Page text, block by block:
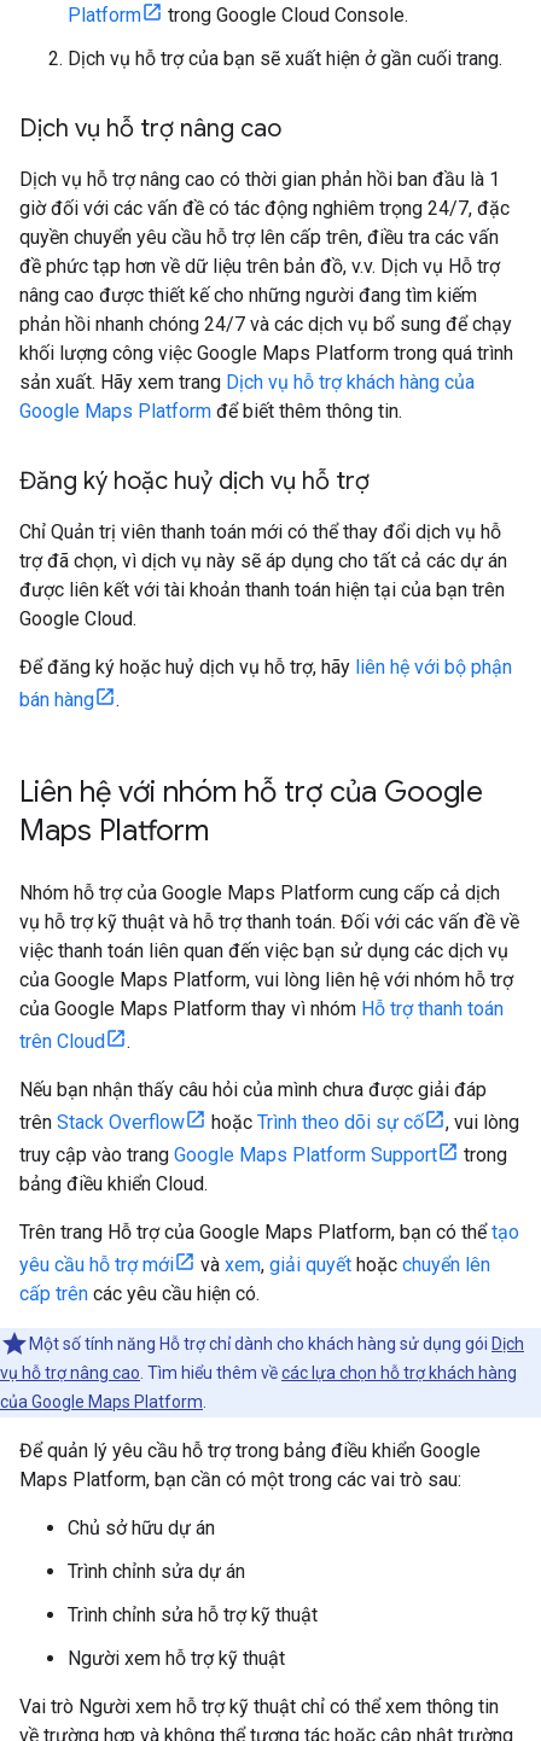
Platform
trong Google Cloud Console.
Dịch vụ hỗ trợ của bạn sẽ xuất hiện ở gần cuối trang.
Dịch vụ hỗ trợ nâng cao
Dịch vụ hỗ trợ nâng cao có thời gian phản hồi ban đầu là 1
giờ đối với các vấn đề có tác động nghiêm trọng 24/7, đặc
quyền chuyển yêu cầu hỗ trợ lên cấp trên, điều tra các vấn
đề phức tạp hơn về dữ liệu trên bản đồ, v.v. Dịch vụ Hỗ trợ
nâng cao được thiết kế cho những người đang tìm kiếm
phản hồi nhanh chóng 24/7 và các dịch vụ bổ sung để chạy
khối lượng công việc Google Maps Platform trong quá trình
sản xuất. Hãy xem trang Dịch vụ hỗ trợ khách hàng của
Google Maps Platform để biết thêm thông tin.
Đăng ký hoặc huỷ dịch vụ hỗ trợ
Chỉ Quản trị viên thanh toán mới có thể thay đổi dịch vụ hỗ
trợ đã chọn, vì dịch vụ này sẽ áp dụng cho tất cả các dự án
được liên kết với tài khoản thanh toán hiện tại của bạn trên
Google Cloud.
Để đăng ký hoặc huỷ dịch vụ hỗ trợ, hãy liên hệ với bộ phận
bán hàng
.
Liên hệ với nhóm hỗ trợ của Google
Maps Platform
Nhóm hỗ trợ của Google Maps Platform cung cấp cả dịch
vụ hỗ trợ kỹ thuật và hỗ trợ thanh toán. Đối với các vấn đề về
việc thanh toán liên quan đến việc bạn sử dụng các dịch vụ
của Google Maps Platform, vui lòng liên hệ với nhóm hỗ trợ
của Google Maps Platform thay vì nhóm Hỗ trợ thanh toán
trên Cloud
.
Nếu bạn nhận thấy câu hỏi của mình chưa được giải đáp
trên Stack Overflow hoặc Trình theo dõi sự cố
, vui lòng
truy cập vào trang Google Maps Platform Support
trong
bảng điều khiển Cloud.
Trên trang Hỗ trợ của Google Maps Platform, bạn có thểtạo
yêu cầu hỗ trợ mới
và xem, giải quyết hoặc chuyển lên
cấp trên các yêu cầu hiện có.
Một số tính năng Hỗ trợ chỉ dành cho khách hàng sử dụng gói Dịch
vụ hỗ trợ nâng cao . Tìm hiểu thêm vềcác lựa chọn hỗ trợ khách hàng
của Google Maps Platform
Để quản lý yêu cầu hỗ trợ trong bảng điều khiển Google
Maps Platform, bạn cần có một trong các vai trò sau:
Chủ sở hữu dự án
Trình chỉnh sửa dự án
Trình chỉnh sửa hỗ trợ kỹ thuật
Người xem hỗ trợ kỹ thuật
Vai trò Người xem hỗ trợ kỹ thuật chỉ có thể xem thông tin
về trường hợp và không thể tương tác hoặc cập nhật trường